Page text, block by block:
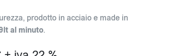
prodotto in acciaio e made in
al minuto.